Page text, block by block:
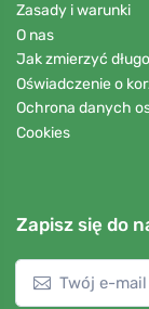
Zasady i warunki
O nas
Jak zmierzyć
Oświadczenie o
Ochrona danych
Cookies
Zapisz się do